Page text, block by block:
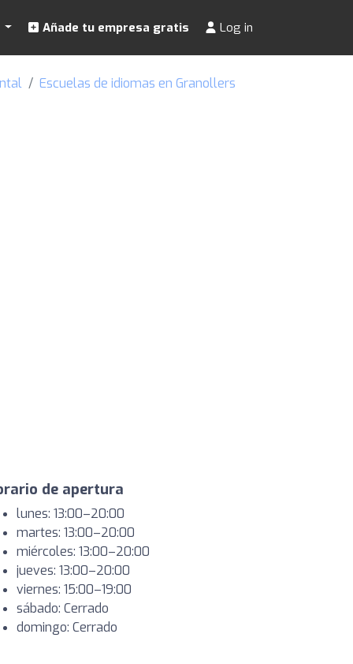
Añade tu empresa gratis Log in
Escuelas de idiomas en Granollers
de apertura
lunes: 13:00–20:00
martes: 13:00–20:00
miércoles: 13:00–20:00
jueves: 13:00–20:00
viernes: 15:00–19:00
sábado: Cerrado
domingo: Cerrado